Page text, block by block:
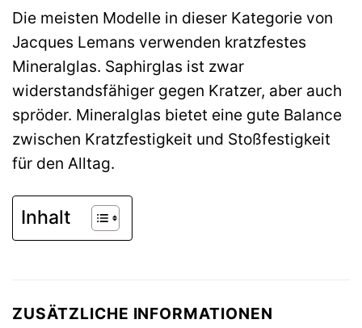
Die meisten Modelle in dieser Kategorie von
Jacques Lemans verwenden kratzfestes
Mineralglas. Saphirglas ist zwar
widerstandsfähiger gegen Kratzer, aber auch
spröder. Mineralglas bietet eine gute Balance
zwischen Kratzfestigkeit und Stoßfestigkeit
für den Alltag.
Inhalt
ZUSÄTZLICHE INFORMATIONEN